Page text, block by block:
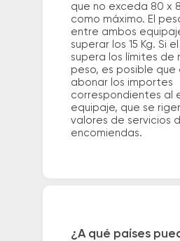
que no exceda 80 x
como máximo. El
entre ambos
superar los 15 Kg. Si
supera los límites de
peso, es posible que
abonar los importes
correspondientes al
equipaje, que se
valores de servicios
encomiendas.
¿A qué países